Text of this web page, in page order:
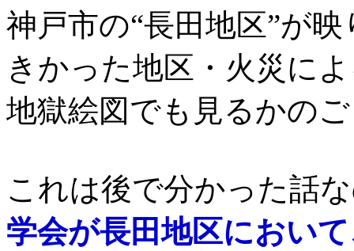
神戸市の“長田地区”が
きかった地区・火災に
地獄絵図でも見るかの
これは後で分かった話
学会が長田地区におい